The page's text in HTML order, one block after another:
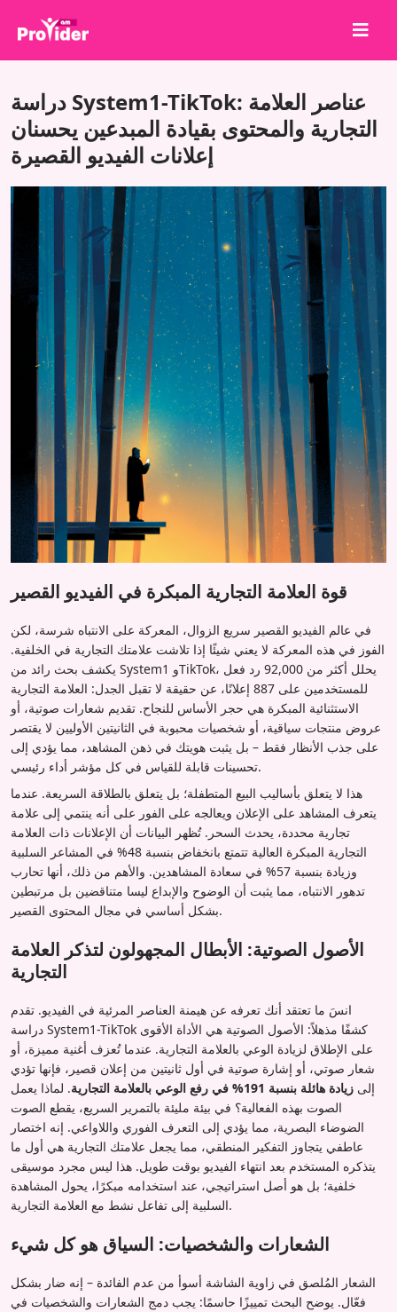
من نحن
تسجيل الدخول
إنشاء حساب
الخدمات
API
الشروط
مدونة
دراسة System1-TikTok: عناصر العلامة
التجارية والمحتوى بقيادة المبدعين يحسنان
إعلانات الفيديو القصيرة
قوة العلامة التجارية المبكرة في الفيديو القصير
في عالم الفيديو القصير سريع الزوال، المعركة على الانتباه شرسة، لكن
الفوز في هذه المعركة لا يعني شيئًا إذا تلاشت علامتك التجارية في الخلفية.
يكشف بحث رائد من System1 وTikTok، يحلل أكثر من 92,000 رد فعل
للمستخدمين على 887 إعلانًا، عن حقيقة لا تقبل الجدل: العلامة التجارية
الاستثنائية المبكرة هي حجر الأساس للنجاح. تقديم شعارات صوتية، أو
عروض منتجات سياقية، أو شخصيات محبوبة في الثانيتين الأوليين لا يقتصر
على جذب الأنظار فقط – بل يثبت هويتك في ذهن المشاهد، مما يؤدي إلى
تحسينات قابلة للقياس في كل مؤشر أداء رئيسي.
هذا لا يتعلق بأساليب البيع المتطفلة؛ بل يتعلق بالطلاقة السريعة. عندما
يتعرف المشاهد على الإعلان ويعالجه على الفور على أنه ينتمي إلى علامة
تجارية محددة، يحدث السحر. تُظهر البيانات أن الإعلانات ذات العلامة
التجارية المبكرة العالية تتمتع بانخفاض بنسبة 48% في المشاعر السلبية
وزيادة بنسبة 57% في سعادة المشاهدين. والأهم من ذلك، أنها تحارب
تدهور الانتباه، مما يثبت أن الوضوح والإبداع ليسا متناقضين بل مرتبطين
بشكل أساسي في مجال المحتوى القصير.
الأصول الصوتية: الأبطال المجهولون لتذكر العلامة
التجارية
انسَ ما تعتقد أنك تعرفه عن هيمنة العناصر المرئية في الفيديو. تقدم
دراسة System1-TikTok كشفًا مذهلاً: الأصول الصوتية هي الأداة الأقوى
على الإطلاق لزيادة الوعي بالعلامة التجارية. عندما تُعزف أغنية مميزة، أو
شعار صوتي، أو إشارة صوتية في أول ثانيتين من إعلان قصير، فإنها تؤدي
إلى زيادة هائلة بنسبة 191% في رفع الوعي بالعلامة التجارية
. لماذا يعمل
الصوت بهذه الفعالية؟ في بيئة مليئة بالتمرير السريع، يقطع الصوت
الضوضاء البصرية، مما يؤدي إلى التعرف الفوري واللاواعي. إنه اختصار
عاطفي يتجاوز التفكير المنطقي، مما يجعل علامتك التجارية هي أول ما
يتذكره المستخدم بعد انتهاء الفيديو بوقت طويل. هذا ليس مجرد موسيقى
خلفية؛ بل هو أصل استراتيجي، عند استخدامه مبكرًا، يحول المشاهدة
السلبية إلى تفاعل نشط مع العلامة التجارية.
الشعارات والشخصيات: السياق هو كل شيء
الشعار المُلصق في زاوية الشاشة أسوأ من عدم الفائدة – إنه ضار بشكل
فعّال. يوضح البحث تمييزًا حاسمًا: يجب دمج الشعارات والشخصيات في